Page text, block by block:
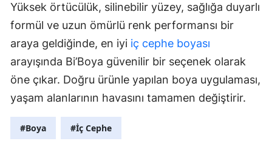
Yüksek örtücülük, silinebilir yüzey, sağlığa duyarlı
formül ve uzun ömürlü renk performansı bir
araya geldiğinde, en iyi iç cephe boyası
arayışında Bi’Boya güvenilir bir seçenek olarak
öne çıkar. Doğru ürünle yapılan boya uygulaması,
yaşam alanlarının havasını tamamen değiştirir.
#Boya #İç Cephe